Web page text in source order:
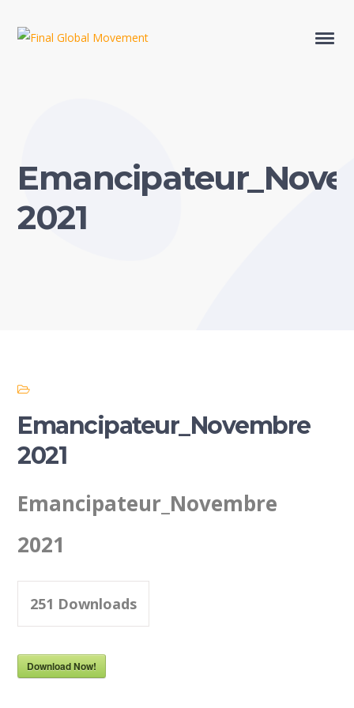
2021
Emancipateur_Novembre
2021
Emancipateur_Novembre
2021
251 Downloads
Download Now!